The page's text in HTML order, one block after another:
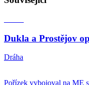
Dukla a Prostějov
Dráha
Pořízek vybojoval na ME